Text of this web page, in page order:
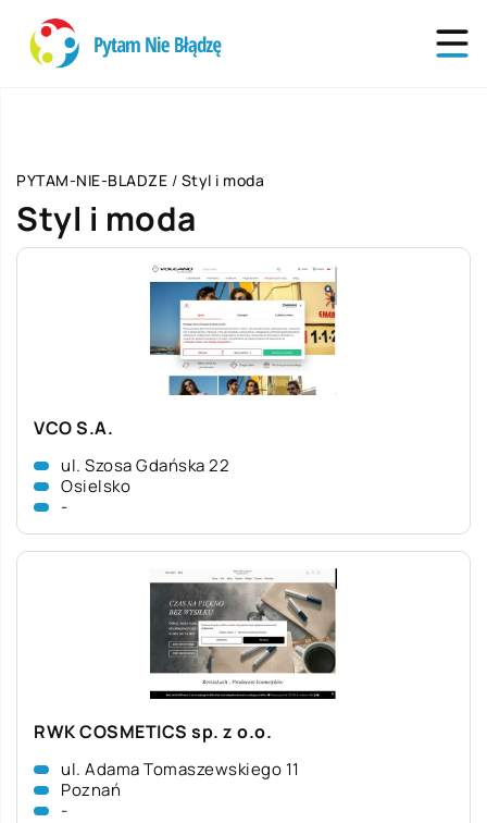
PYTAM-NIE-BLADZE / Styl i moda
Styl i moda
VCO S.A.
ul. Szosa Gdańska 22
Osielsko
-
RWK COSMETICS sp. z o.o.
ul. Adama Tomaszewskiego 11
Poznań
-